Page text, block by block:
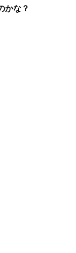
かな？